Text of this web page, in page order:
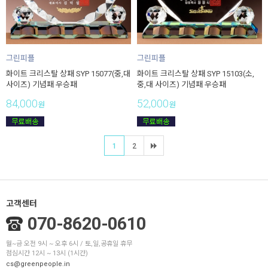
그린피플
화이트 크리스탈 상패 SYP 15077(중,대
사이즈) 기념패 우승패
84,000원
그린피플
화이트 크리스탈 상패 SYP 15103(소,
중,대 사이즈) 기념패 우승패
52,000원
1 2
고객센터
070-8620-0610
월~금 오전 9시 ~ 오후 6시 / 토,일,공휴일 휴무
점심시간 12시 ~ 13시 (1시간)
cs@greenpeople.in